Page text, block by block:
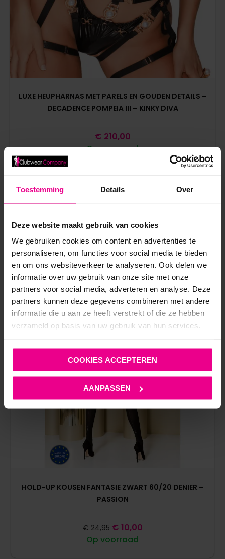
Toestemming Details Over
Deze website maakt gebruik van cookies
We gebruiken cookies om content en advertenties te
personaliseren, om functies voor social media te bieden
en om ons websiteverkeer te analyseren. Ook delen we
informatie over uw gebruik van onze site met onze
partners voor social media, adverteren en analyse. Deze
partners kunnen deze gegevens combineren met andere
informatie die u aan ze heeft verstrekt of die ze hebben
verzameld op basis van uw gebruik van hun services.
COOKIES ACCEPTEREN
AANPASSEN
LUXE HEUPHARNAS MET PARELS EN GOUDEN DETAILS –
DECADENCE POMPEIA III – KINKY DIVA
Op voorraad
€ 210,00
ANDERE MENSEN BEKEKEN OOK:
SALE!
HOLD-UP KOUSEN FANTASIE ZWART 60/20 DENIER –
PASSION
Op voorraad
€ 24,95 € 10,00